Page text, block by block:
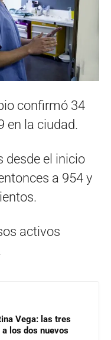
confirmó 34
en la ciudad.
desde el inicio
a 954 y
activos
Vega: las tres
los dos nuevos